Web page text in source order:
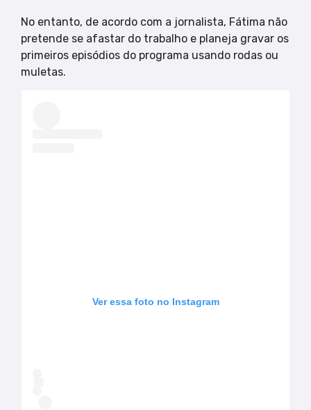
No entanto, de acordo com a jornalista, Fátima não
pretende se afastar do trabalho e planeja gravar os
primeiros episódios do programa usando rodas ou
muletas.
Ver essa foto no Instagram